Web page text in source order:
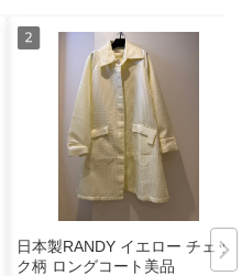
日本製RANDY イエロー チェッ
ク柄 ロングコート美品